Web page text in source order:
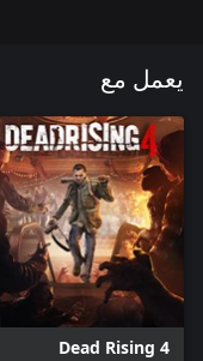
يعمل مع
Dead Rising 4